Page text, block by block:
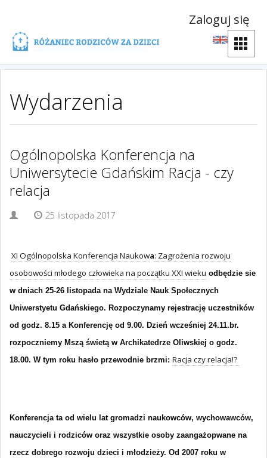
Zaloguj się
Wydarzenia
Ogólnopolska Konferencja na
Uniwersytecie Gdańskim Racja - czy
relacja
25 listopada 2017
XI Ogólnopolska Konferencja Naukowa: Zagrożenia rozwoju
osobowości młodego człowieka na początku XXI wieku odbędzie sie
w dniach 25-26 listopada na Wydziale Nauk Społecznych
Uniwerstyetu Gdańskiego. Rozpoczynamy rejestrację uczestników
od godz. 8.15 a Konferencję od 9.00. Dzień wcześniej 24.11.br.
rozpoczniemy Mszą świetą w Archikatedrze Oliwskiej o godz.
18.00. W tym roku hasło przewodnie brzmi: Racja czy relacja!?
Konferencjata od wielu lat gromadzi naukowców, wychowawców,
nauczycieli i rodziców oraz wszystkie osoby zaangażopwane na
rzecz dobrego rozwoju dzieci i młodzieży. Od 2007 roku w